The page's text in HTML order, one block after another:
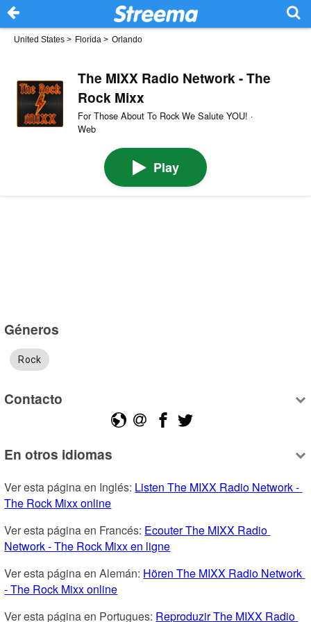
United States > Florida > Orlando
The MIXX Radio Network - The
Rock Mixx
For Those About To Rock We Salute YOU! ·
Web
Play
Géneros
Rock
Contacto
En otros idiomas
Ver esta página en Inglés: Listen The MIXX Radio Network -
The Rock Mixx online
Ver esta página en Francés: Ecouter The MIXX Radio
Network - The Rock Mixx en ligne
Ver esta página en Alemán: Hören The MIXX Radio Network
- The Rock Mixx online
Ver esta página en Portugues: Reproduzir The MIXX Radio